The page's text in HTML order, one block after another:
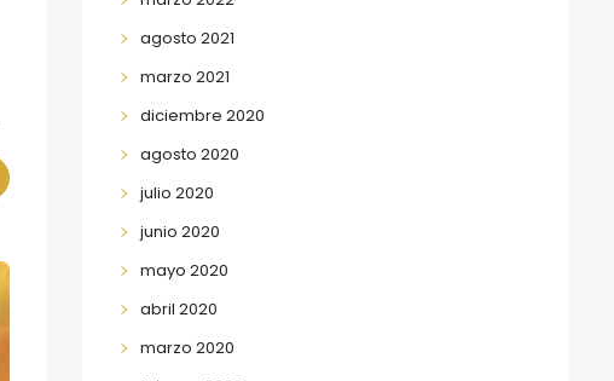
agosto 2021
marzo 2021
diciembre 2020
agosto 2020
julio 2020
junio 2020
mayo 2020
abril 2020
marzo 2020